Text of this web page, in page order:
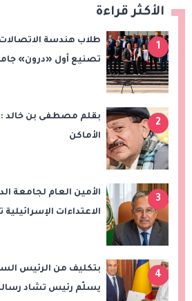
الأكثر قراءة
1
تصنيع أول «درون»
2
بقلم مصطفى بن خالد :
الأماكن
3
الأمين العام لجامعة
الاعتداءات
4
بتكليف من الرئيس
يسلّم رئيس تشاد